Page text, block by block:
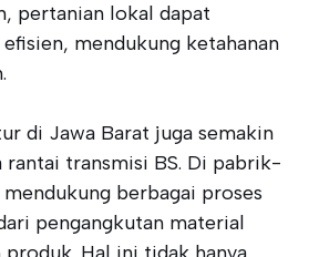
pertanian lokal dapat
mendukung ketahanan
di Jawa Barat juga semakin
rantai transmisi BS. Di pabrik-
berbagai proses
pengangkutan material